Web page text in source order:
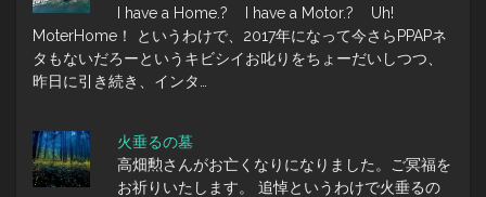
I have a Home.? I have a Motor.? Uh!
MoterHome！ というわけで、2017年になって今さらPPAPネ
タもないだろーというキビシイお叱りをちょーだいしつつ、
昨日に引き続き、インタ…
火垂るの墓
高畑勲さんがお亡くなりになりました。ご冥福を
お祈りいたします。 追悼というわけで火垂るの